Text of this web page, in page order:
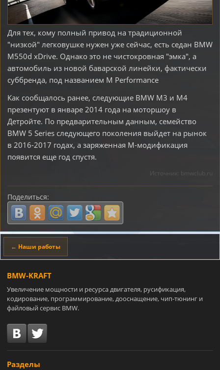
Для тех, кому полный привод на традиционной
"низкой" легковушке нужен уже сейчас, есть седан BMW
M550d xDrive. Однако это не чистокровная "эмка", а
автомобиль из новой баварской линейки, фактически
суббренда, под названием M Performance
Как сообщалось ранее, следующие BMW M3 и M4
презентуют в январе 2014 года на моторшоу в
Детройте. По предварительным данным, семейство
BMW 5 Series следующего поколения выйдет на рынок
в 2016-2017 годах, а заряженная M-модификация
появится еще год спустя.
Источник: bmwclub.ru
Поделиться:
← Наши работы
BMW-KRAFT
Увеличение мощности и ресурса двигателя, русификация,
кодирование, программирование, дооснащение, чип-тюнинг и
файловый сервис BMW.
Разделы